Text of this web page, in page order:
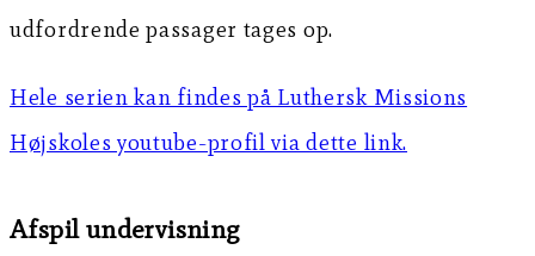
udfordrende passager tages op.
Hele serien kan findes på Luthersk Missions
Højskoles youtube-profil via dette link.
Afspil undervisning